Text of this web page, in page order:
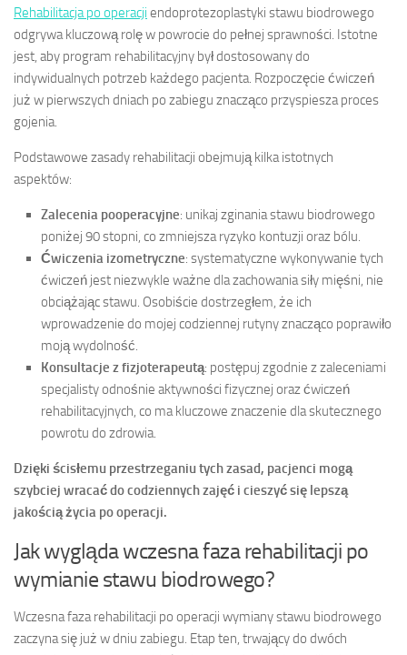
Rehabilitacja po operacji endoprotezoplastyki stawu biodrowego
odgrywa kluczową rolę w powrocie do pełnej sprawności. Istotne
jest, aby program rehabilitacyjny był dostosowany do
indywidualnych potrzeb każdego pacjenta. Rozpoczęcie ćwiczeń
już w pierwszych dniach po zabiegu znacząco przyspiesza proces
gojenia.
Podstawowe zasady rehabilitacji obejmują kilka istotnych
aspektów:
Zalecenia pooperacyjne: unikaj zginania stawu biodrowego
poniżej 90 stopni, co zmniejsza ryzyko kontuzji oraz bólu.
Ćwiczenia izometryczne: systematyczne wykonywanie tych
ćwiczeń jest niezwykle ważne dla zachowania siły mięśni, nie
obciążając stawu. Osobiście dostrzegłem, że ich
wprowadzenie do mojej codziennej rutyny znacząco poprawiło
moją wydolność.
Konsultacje z fizjoterapeutą: postępuj zgodnie z zaleceniami
specjalisty odnośnie aktywności fizycznej oraz ćwiczeń
rehabilitacyjnych, co ma kluczowe znaczenie dla skutecznego
powrotu do zdrowia.
Dzięki ścisłemu przestrzeganiu tych zasad, pacjenci mogą
szybciej wracać do codziennych zajęć i cieszyć się lepszą
jakością życia po operacji.
Jak wygląda wczesna faza rehabilitacji po
wymianie stawu biodrowego?
Wczesna faza rehabilitacji po operacji wymiany stawu biodrowego
zaczyna się już w dniu zabiegu. Etap ten, trwający do dwóch